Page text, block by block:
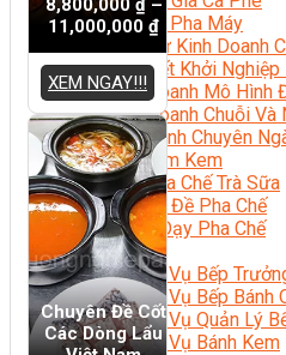
Cà Phê Pha Máy
Khởi Sự Kinh Doanh
Bí Quyết Khởi
Kinh Doanh Mô Hình
Kinh Doanh Chuỗi Và
Tiếng Anh Chuyên
Học Làm Kem
Học Pha Chế Trà Sữa
Chuyên Đề Pha Chế
Video Dạy Pha Chế
Làm Bánh
Nghiệp Vụ Bếp
Nghiệp Vụ Bếp Bánh
Nghiệp Vụ Quản Lý
Nghiệp Vụ Bánh Kem
8,800,000 ₫–
11,000,000 ₫
XEM NGAY!!!
Chuyên Đề Cốt
Các Dòng Lẩu